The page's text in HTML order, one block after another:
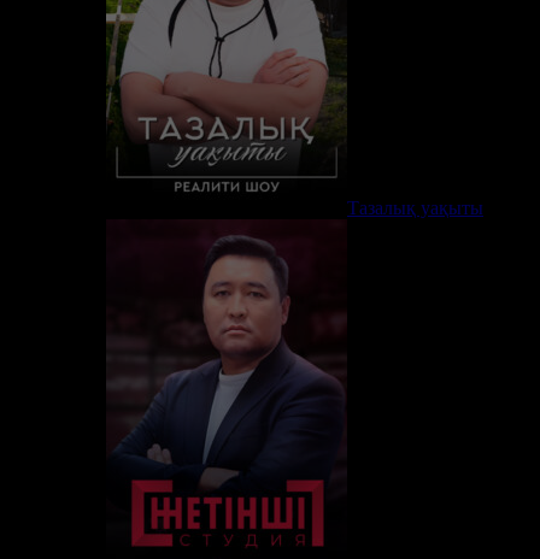
Тазалық уақыты